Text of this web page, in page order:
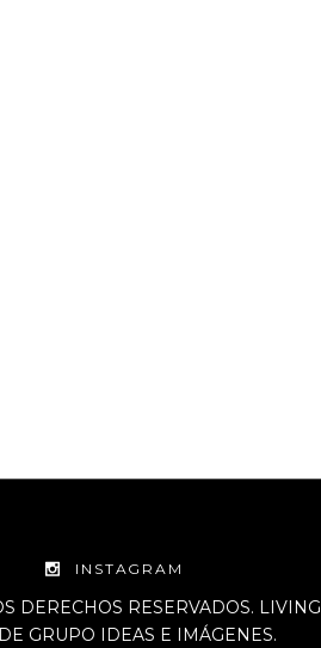
INSTAGRAM
DERECHOS RESERVADOS. LIVING
GRUPO IDEAS E IMÁGENES.